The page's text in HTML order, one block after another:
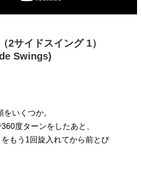
2サイドスイング 1）
Swings)
をいくつか。
度ターンをしたあと、
もう1回旋入れてから前とび